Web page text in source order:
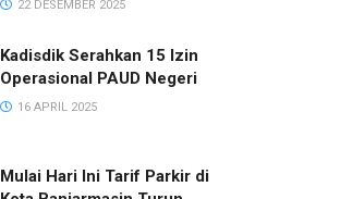
22 DESEMBER 2025
Kadisdik Serahkan 15 Izin
Operasional PAUD Negeri
16 APRIL 2025
Mulai Hari Ini Tarif Parkir di